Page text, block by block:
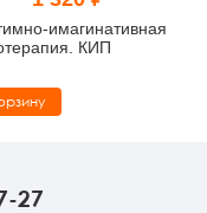
атаки
имагинативная
КИП
27